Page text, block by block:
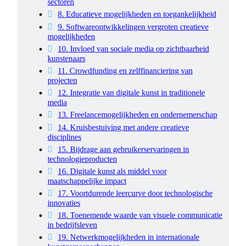
sectoren
8. Educatieve mogelijkheden en toegankelijkheid
9. Softwareontwikkelingen vergroten creatieve
mogelijkheden
10. Invloed van sociale media op zichtbaarheid
kunstenaars
11. Crowdfunding en zelffinanciering van
projecten
12. Integratie van digitale kunst in traditionele
media
13. Freelancemogelijkheden en ondernemerschap
14. Kruisbestuiving met andere creatieve
disciplines
15. Bijdrage aan gebruikerservaringen in
technologieproducten
16. Digitale kunst als middel voor
maatschappelijke impact
17. Voortdurende leercurve door technologische
innovaties
18. Toenemende waarde van visuele communicatie
in bedrijfsleven
19. Netwerkmogelijkheden in internationale